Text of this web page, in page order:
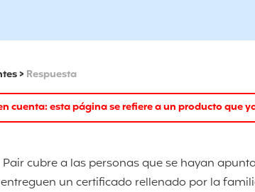
> Respuesta
cuenta: esta página se refiere a un producto que
cubre a las personas que se hayan
un certificado rellenado por la